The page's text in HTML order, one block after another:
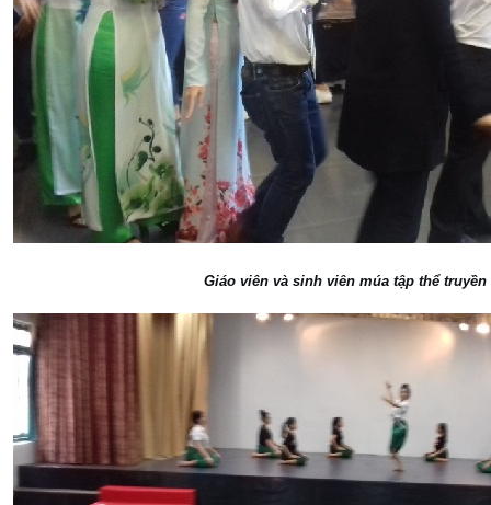
Giáo viên và sinh viên múa tập thể